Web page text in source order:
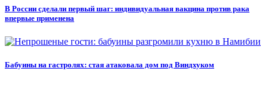
В России сделали первый шаг: индивидуальная вакцина против рака
впервые применена
Бабуины на гастролях: стая атаковала дом под Виндхуком